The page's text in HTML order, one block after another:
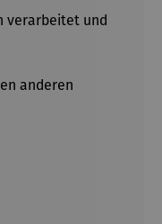
verarbeitet und
anderen